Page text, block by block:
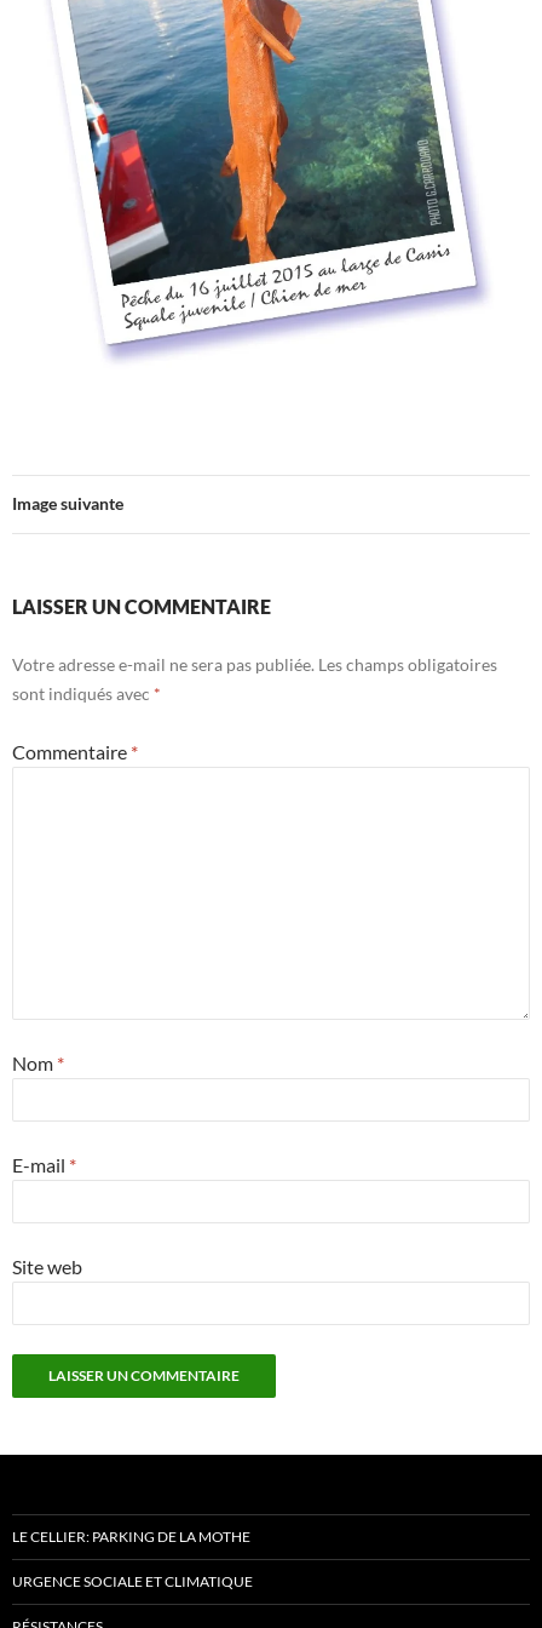
Image suivante
LAISSER UN COMMENTAIRE
Votre adresse e-mail ne sera pas publiée. Les champs obligatoires
sont indiqués avec *
Commentaire *
Nom *
E-mail *
Site web
LE CELLIER: PARKING DE LA MOTHE
URGENCE SOCIALE ET CLIMATIQUE